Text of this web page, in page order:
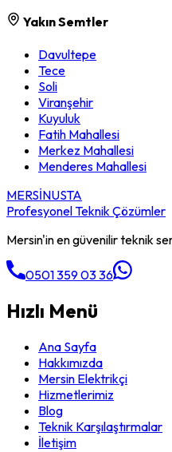
Yakın Semtler
Davultepe
Tece
Soli
Viranşehir
Kuyuluk
Fatih Mahallesi
Merkez Mahallesi
Menderes Mahallesi
MERSİNUSTA
Profesyonel Teknik Çözümler
Mersin'in en güvenilir teknik
0501 359 03 36
Hızlı Menü
Ana Sayfa
Hakkımızda
Mersin Elektrikçi
Hizmetlerimiz
Blog
Teknik Karşılaştırmalar
İletişim